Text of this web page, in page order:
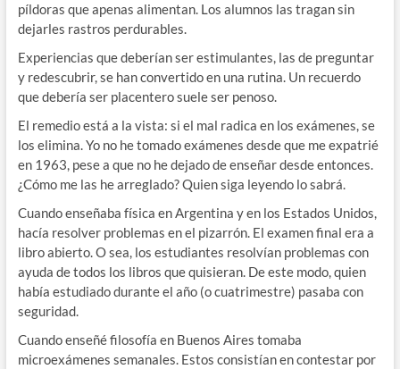
píldoras que apenas alimentan. Los alumnos las tragan sin
dejarles rastros perdurables.
Experiencias que deberían ser estimulantes, las de preguntar
y redescubrir, se han convertido en una rutina. Un recuerdo
que debería ser placentero suele ser penoso.
El remedio está a la vista: si el mal radica en los exámenes, se
los elimina. Yo no he tomado exámenes desde que me expatrié
en 1963, pese a que no he dejado de enseñar desde entonces.
¿Cómo me las he arreglado? Quien siga leyendo lo sabrá.
Cuando enseñaba física en Argentina y en los Estados Unidos,
hacía resolver problemas en el pizarrón. El examen final era a
libro abierto. O sea, los estudiantes resolvían problemas con
ayuda de todos los libros que quisieran. De este modo, quien
había estudiado durante el año (o cuatrimestre) pasaba con
seguridad.
Cuando enseñé filosofía en Buenos Aires tomaba
microexámenes semanales. Estos consistían en contestar por